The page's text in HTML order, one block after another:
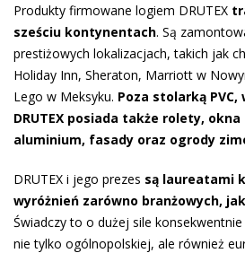
Produkty firmowane logiem DRUTEX
sześciu kontynentach. Są
prestiżowych lokalizacjach, takich jak
Holiday Inn, Sheraton, Marriott w
Lego w Meksyku. Poza stolarką
DRUTEX posiada także rolety,
aluminium, fasady oraz ogrody
DRUTEX i jego prezes są laureatami
wyróżnień zarówno branżowych,
Świadczy to o dużej sile
nie tylko ogólnopolskiej, ale również